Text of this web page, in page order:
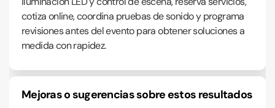
cotiza online, coordina pruebas de sonido y programa
revisiones antes del evento para obtener soluciones a
medida con rapidez.
Mejoras o sugerencias sobre estos resultados